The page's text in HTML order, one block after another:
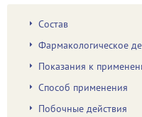
Состав
Фармакологическое
Показания к
Способ применения
Побочные действия